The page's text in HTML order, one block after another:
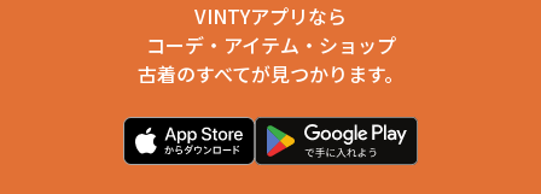
VINTYアプリなら
コーデ・アイテム・ショップ
古着のすべてが見つかります。